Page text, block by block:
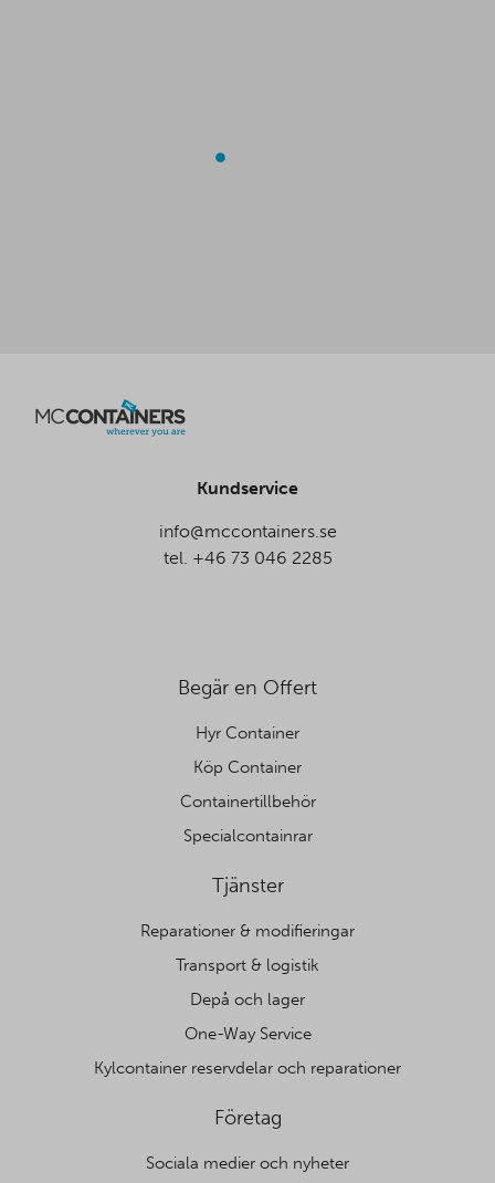
Kundservice
info@mccontainers.se
tel. +46 73 046 2285
Begär en Offert
Hyr Container
Köp Container
Containertillbehör
Specialcontainrar
Tjänster
Reparationer & modifieringar
Transport & logistik
Depå och lager
One-Way Service
Kylcontainer reservdelar och reparationer
Företag
Sociala medier och nyheter